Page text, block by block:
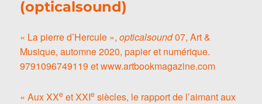
(opticalsound)
« La pierre d’Hercule », opticalsound07, Art &
Musique, automne 2020, papier et numérique.
9791096749119 et www.artbookmagazine.com
« Aux XXe et XXIe siècles, le rapport de l’aimant aux